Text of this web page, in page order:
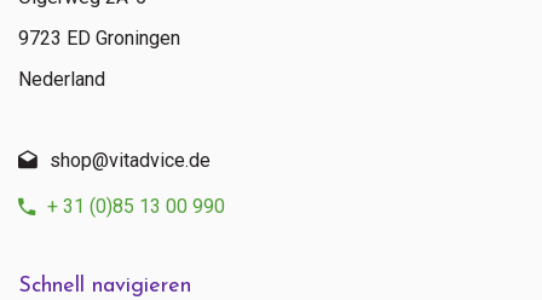
Schnell navigieren
9723 ED Groningen
Nederland
shop@vitadvice.de
+ 31 (0)85 13 00 990